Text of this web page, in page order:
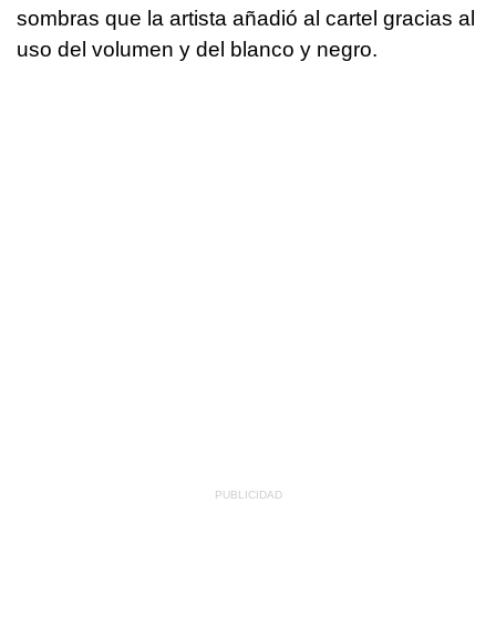
sombras que la artista añadió al cartel gracias al
uso del volumen y del blanco y negro.